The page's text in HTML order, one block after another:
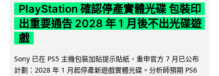
PlayStation 確認停產實體光碟 包裝印
出重要通告 2028 年 1 月後不出光碟遊
戲
Sony 已在 PS5 主機包裝加貼提示貼紙，重申官方 7 月已公布
計劃：2028 年 1 月起停產新遊戲實體光碟。分析師預期 PS6